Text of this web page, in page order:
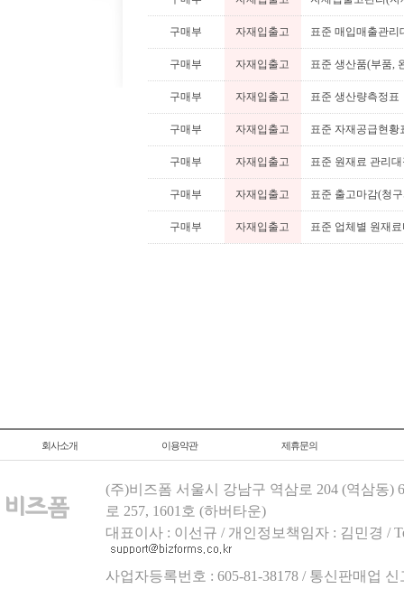
구매부 자재입출고 표준 매입매출관리
구매부 자재입출고 표준 생산품(부품,
구매부 자재입출고 표준 생산량측정표
구매부 자재입출고 표준 자재공급현황
구매부 자재입출고 표준 원재료 관리대
구매부 자재입출고 표준 출고마감(청
구매부 자재입출고 표준 업체별 원재
회사소개 이용약관 제휴문의
(주)비즈폼 서울시 강남구 역삼로 204 (역삼동)
로 257, 1601호 (하버타운)
대표이사 : 이선규 / 개인정보책임자 : 김민경 /
사업자등록번호 : 605-81-38178 / 통신판매업